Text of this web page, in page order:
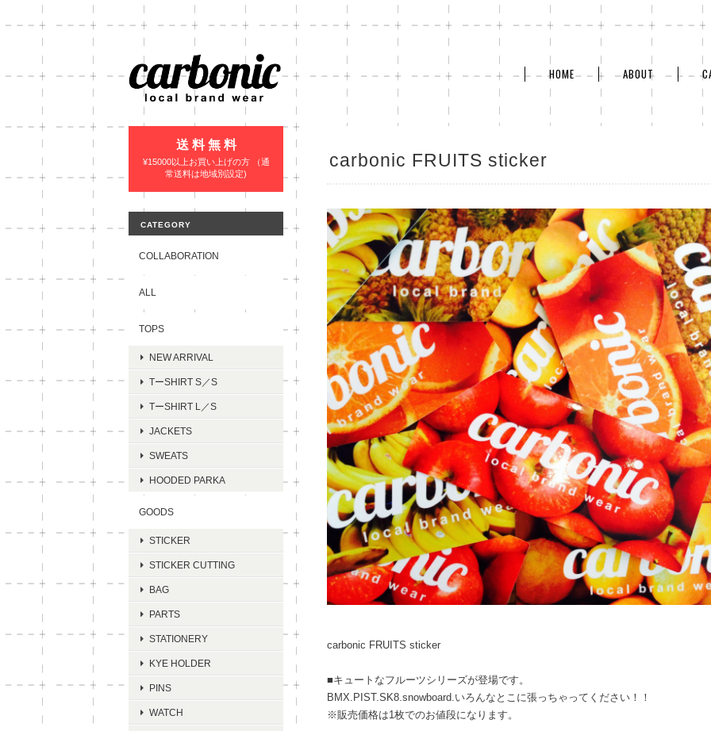
HOME ABOUT
carbonic FRUITS sticker
carbonic FRUITS sticker
■キュートなフルーツシリーズが登場です。
BMX.PIST.SK8.snowboard.いろんなとこに張っちゃってください！！
※販売価格は1枚でのお値段になります。
送 料 無 料
¥15000以上お買い上げの方 （通
常送料は地域別設定)
CATEGORY
COLLABORATION
ALL
TOPS
NEW ARRIVAL
TーSHIRT S／S
TーSHIRT L／S
JACKETS
SWEATS
HOODED PARKA
GOODS
STICKER
STICKER CUTTING
BAG
PARTS
STATIONERY
KYE HOLDER
PINS
WATCH